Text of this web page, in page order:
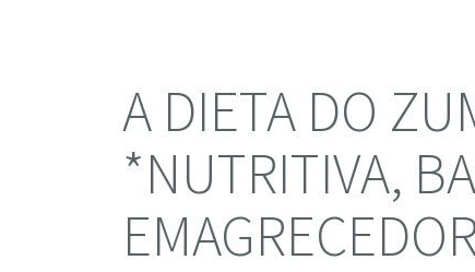
A DIETA DO
*NUTRITIVA,